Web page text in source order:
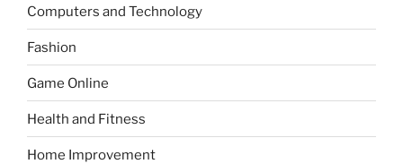
Computers and Technology
Fashion
Game Online
Health and Fitness
Home Improvement